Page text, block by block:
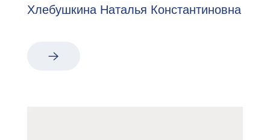
Хлебушкина Наталья Константиновна